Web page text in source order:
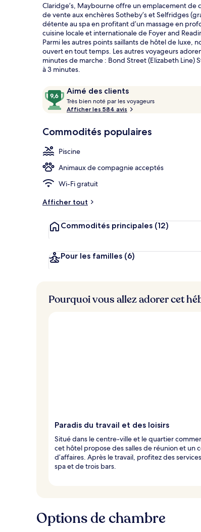
Claridge’s, Maybourne offre un emplacement de
de vente aux enchères Sotheby’s et Selfridges
détente au spa en profitant d’un massage en
cuisine locale et internationale de Foyer and
Parmi les autres points saillants de hôtel de luxe,
ouvert en tout temps. Les autres voyageurs
minutes de marche : Bond Street (Elizabeth
à 3 minutes.
Avis Aimé des clients
9,6
sur
10,
des
Très bien noté par les voyageurs
e
n
é
Afficher les 584 avis
Commodités populaires
Piscine
Animaux de compagnie acceptés
Wi-Fi gratuit
Afficher tout
Commodités principales (12)
Pour les familles (6)
Pourquoi vous allez adorer cet
Paradis du travail et des loisirs
Situé dans le centre-ville et le quartier
cet hôtel propose des salles de réunion et un
d’affaires. Après le travail, profitez des
spa et de trois bars.
Options de chambre